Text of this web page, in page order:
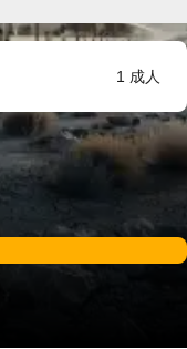
1 成人